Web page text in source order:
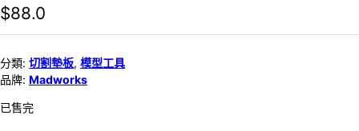
$88.0
分類: 切割墊板, 模型工具
品牌: Madworks
已售完